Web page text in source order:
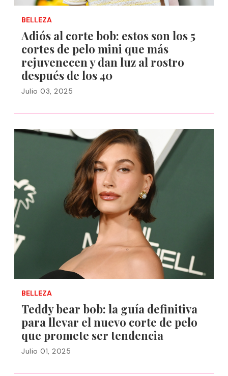
BELLEZA
Adiós al corte bob: estos son los 5
cortes de pelo mini que más
rejuvenecen y dan luz al rostro
después de los 40
Julio 03, 2025
BELLEZA
Teddy bear bob: la guía definitiva
para llevar el nuevo corte de pelo
que promete ser tendencia
Julio 01, 2025